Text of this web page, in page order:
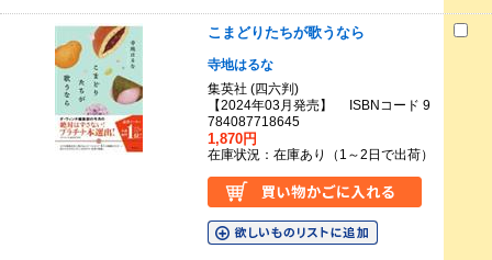
こまどりたちが歌うなら
寺地はるな
集英社 (四六判)
【2024年03月発売】 ISBNコード 9
784087718645
1,870円
在庫状況：在庫あり（1～2日で出荷）